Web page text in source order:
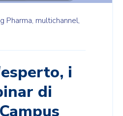
Pharma, multichannel,
i
di